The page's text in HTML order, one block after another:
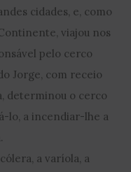
cidades, e, como
viajou nos
pelo cerco
Jorge, com receio
determinou o cerco
lo, a incendiar-lhe a
a varíola, a